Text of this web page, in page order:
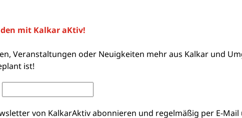
mit Kalkar aKtiv!
Veranstaltungen oder Neuigkeiten mehr aus Kalkar und
ist!
von KalkarAktiv abonnieren und regelmäßig per E-